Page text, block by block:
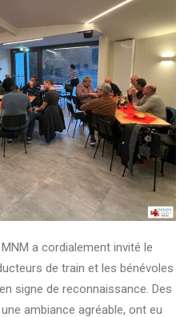
a cordialement invité le
de train et les bénévoles
signe de reconnaissance. Des
ambiance agréable, ont eu